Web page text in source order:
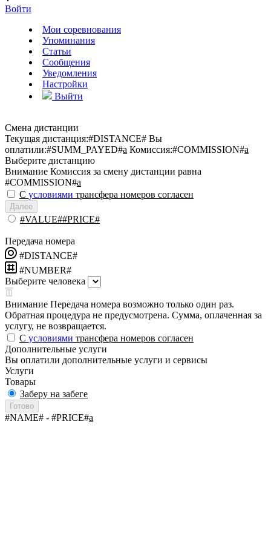
Войти
Мои соревнования
Упоминания
Статьи
Сообщения
Уведомления
Настройки
Выйти
Смена дистанции
Текущая дистанция:#DISTANCE# Вы
оплатили:#SUMM_PAYED#a Комиссия:#COMMISSION#a
Выберите дистанцию
Внимание Комиссия за смену дистанции равна
#COMMISSION#a
С условиями трансфера номеров согласен
Далее
#VALUE##PRICE#
Передача номера
#DISTANCE#
#NUMBER#
Выберите человека
Внимание Передача номера возможно только один раз.
Обратная процедура не предусмотрена. Сумма, оплаченная за
услугу, не возвращается.
С условиями трансфера номеров согласен
Дополнительные услуги
Вы оплатили дополнительные услуги и сервисы
Услуги
Товары
Заберу на забеге
Готово
#NAME# - #PRICE#a